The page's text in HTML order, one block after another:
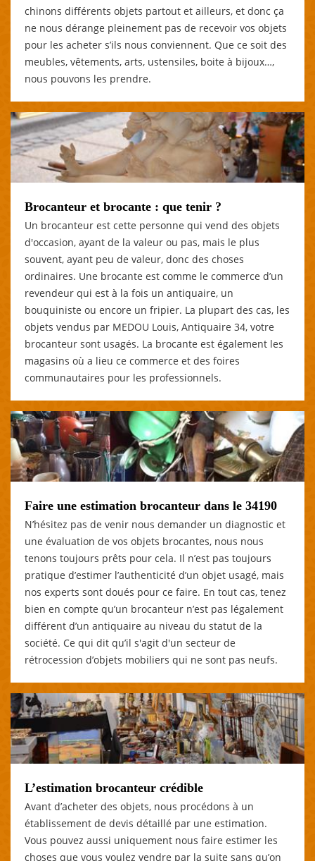
chinons différents objets partout et ailleurs, et donc ça
ne nous dérange pleinement pas de recevoir vos objets
pour les acheter s’ils nous conviennent. Que ce soit des
meubles, vêtements, arts, ustensiles, boite à bijoux…,
nous pouvons les prendre.
Brocanteur et brocante : que tenir ?
Un brocanteur est cette personne qui vend des objets
d'occasion, ayant de la valeur ou pas, mais le plus
souvent, ayant peu de valeur, donc des choses
ordinaires. Une brocante est comme le commerce d’un
revendeur qui est à la fois un antiquaire, un
bouquiniste ou encore un fripier. La plupart des cas, les
objets vendus par MEDOU Louis, Antiquaire 34, votre
brocanteur sont usagés. La brocante est également les
magasins où a lieu ce commerce et des foires
communautaires pour les professionnels.
Faire une estimation brocanteur dans le 34190
N’hésitez pas de venir nous demander un diagnostic et
une évaluation de vos objets brocantes, nous nous
tenons toujours prêts pour cela. Il n’est pas toujours
pratique d’estimer l’authenticité d’un objet usagé, mais
nos experts sont doués pour ce faire. En tout cas, tenez
bien en compte qu’un brocanteur n’est pas légalement
différent d’un antiquaire au niveau du statut de la
société. Ce qui dit qu’il s'agit d'un secteur de
rétrocession d’objets mobiliers qui ne sont pas neufs.
L’estimation brocanteur crédible
Avant d’acheter des objets, nous procédons à un
établissement de devis détaillé par une estimation.
Vous pouvez aussi uniquement nous faire estimer les
choses que vous voulez vendre par la suite sans qu’on